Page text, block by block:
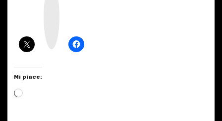
Mi piace:
C